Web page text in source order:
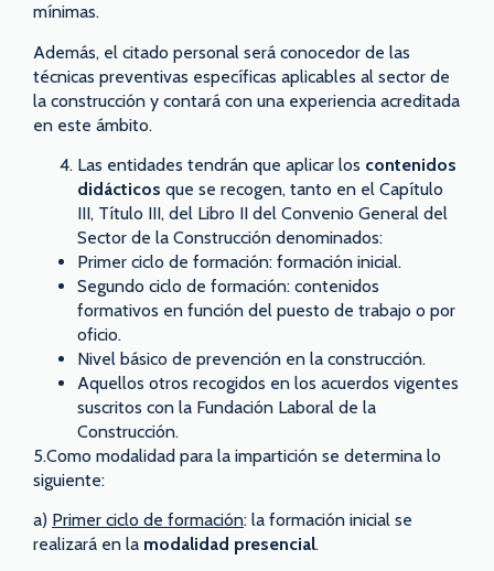
mínimas.
Además, el citado personal será conocedor de las
técnicas preventivas específicas aplicables al sector de
la construcción y contará con una experiencia acreditada
en este ámbito.
Las entidades tendrán que aplicar los contenidos
didácticos que se recogen, tanto en el Capítulo
III, Título III, del Libro II del Convenio General del
Sector de la Construcción denominados:
Primer ciclo de formación: formación inicial.
Segundo ciclo de formación: contenidos
formativos en función del puesto de trabajo o por
oficio.
Nivel básico de prevención en la construcción.
Aquellos otros recogidos en los acuerdos vigentes
suscritos con la Fundación Laboral de la
Construcción.
5.Como modalidad para la impartición se determina lo
siguiente:
a) Primer ciclo de formación: la formación inicial se
realizará en la modalidad presencial.